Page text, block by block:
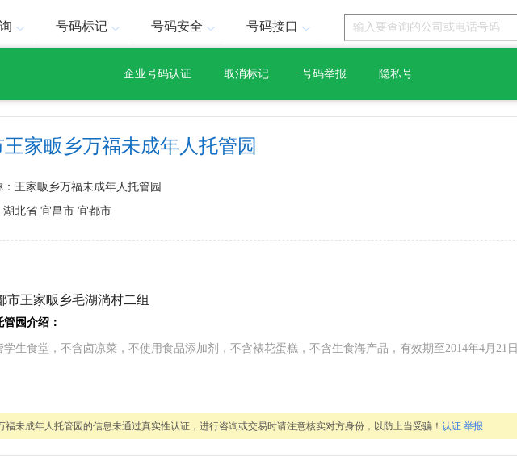
号码标记 号码安全 号码接口
企业号码认证 取消标记 号码举报 隐私号
王家畈乡万福未成年人托管园
王家畈乡万福未成年人托管园
湖北省 宜昌市 宜都市
市王家畈乡毛湖淌村二组
园介绍：
生食堂，不含卤凉菜，不使用食品添加剂，不含裱花蛋糕，不含生食海产品，有效期至2014年4月21日
福未成年人托管园的信息未通过真实性认证，进行咨询或交易时请注意核实对方身份，以防上当受骗！ 认证 举报